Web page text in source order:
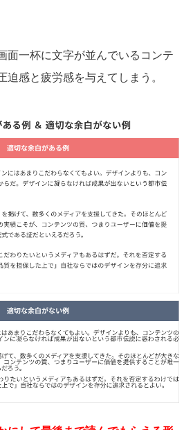
面一杯に文字が並んでいるコンテ
迫感と疲労感を与えてしまう。